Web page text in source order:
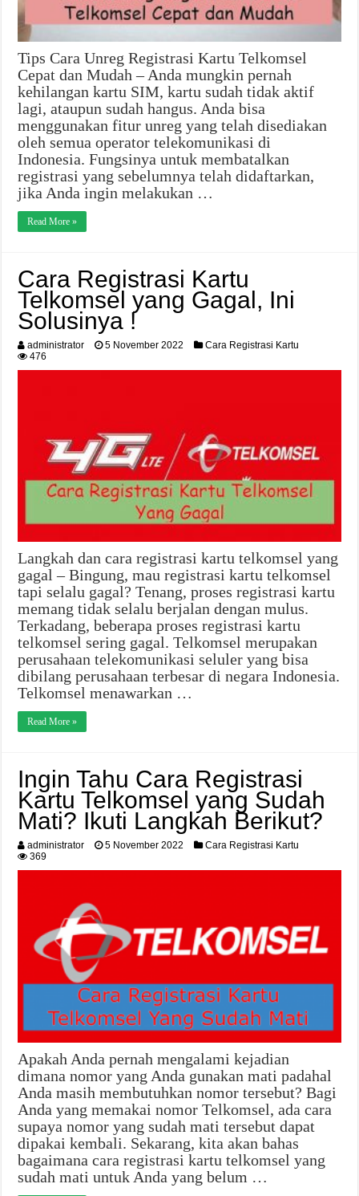
Tips Cara Unreg Registrasi Kartu Telkomsel
Cepat dan Mudah – Anda mungkin pernah
kehilangan kartu SIM, kartu sudah tidak aktif
lagi, ataupun sudah hangus. Anda bisa
menggunakan fitur unreg yang telah disediakan
oleh semua operator telekomunikasi di
Indonesia. Fungsinya untuk membatalkan
registrasi yang sebelumnya telah didaftarkan,
jika Anda ingin melakukan …
Read More »
Cara Registrasi Kartu
Telkomsel yang Gagal, Ini
Solusinya !
administrator 5 November 2022
Cara Registrasi Kartu
476
Langkah dan cara registrasi kartu telkomsel yang
gagal – Bingung, mau registrasi kartu telkomsel
tapi selalu gagal? Tenang, proses registrasi kartu
memang tidak selalu berjalan dengan mulus.
Terkadang, beberapa proses registrasi kartu
telkomsel sering gagal. Telkomsel merupakan
perusahaan telekomunikasi seluler yang bisa
dibilang perusahaan terbesar di negara Indonesia.
Telkomsel menawarkan …
Read More »
Ingin Tahu Cara Registrasi
Kartu Telkomsel yang Sudah
Mati? Ikuti Langkah Berikut?
administrator 5 November 2022
Cara Registrasi Kartu
369
Apakah Anda pernah mengalami kejadian
dimana nomor yang Anda gunakan mati padahal
Anda masih membutuhkan nomor tersebut? Bagi
Anda yang memakai nomor Telkomsel, ada cara
supaya nomor yang sudah mati tersebut dapat
dipakai kembali. Sekarang, kita akan bahas
bagaimana cara registrasi kartu telkomsel yang
sudah mati untuk Anda yang belum …